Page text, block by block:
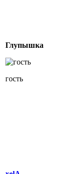
Глупышка
гость